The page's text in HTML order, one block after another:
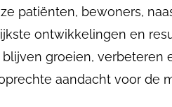
patiënten, bewoners,
ontwikkelingen en
blijven groeien, verbeteren
aandacht voor de